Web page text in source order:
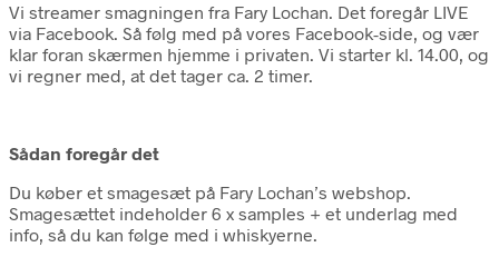
Vi streamer smagningen fra Fary Lochan. Det foregår LIVE
via Facebook. Så følg med på vores Facebook-side, og vær
klar foran skærmen hjemme i privaten. Vi starter kl. 14.00, og
vi regner med, at det tager ca. 2 timer.
Sådan foregår det
Du køber et smagesæt på Fary Lochan’s webshop.
Smagesættet indeholder 6 x samples + et underlag med
info, så du kan følge med i whiskyerne.